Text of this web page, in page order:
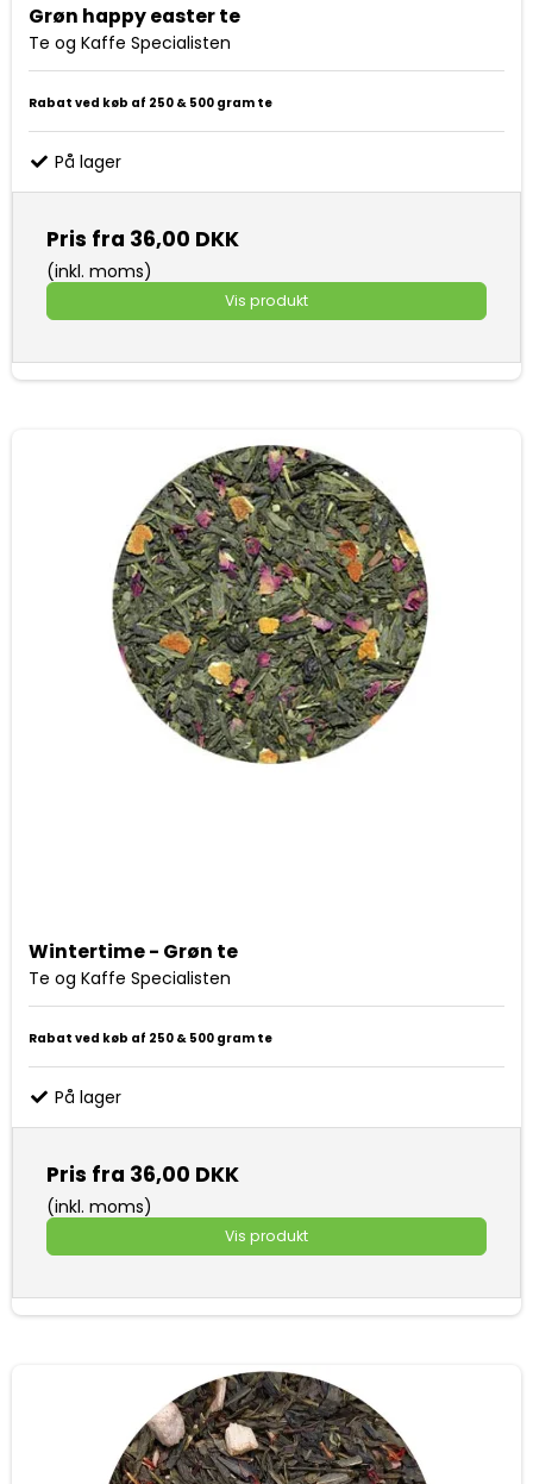
Grøn happy easter te
Te og Kaffe Specialisten
Rabat ved køb af 250 & 500 gram te
På lager
Pris fra 36,00 DKK
(inkl. moms)
Vis produkt
Wintertime - Grøn te
Te og Kaffe Specialisten
Rabat ved køb af 250 & 500 gram te
På lager
Pris fra 36,00 DKK
(inkl. moms)
Vis produkt